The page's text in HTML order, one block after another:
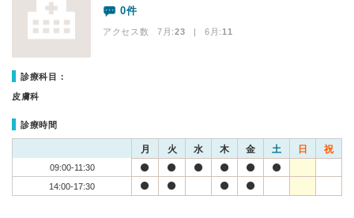
0件
アクセス数 7月:23 | 6月:11
診療科目：
皮膚科
診療時間
月 火 水 木 金 土 日 祝
09:00-11:30
14:00-17:30